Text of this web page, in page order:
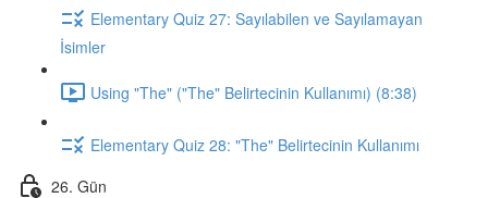
Elementary Quiz 27: Sayılabilen ve Sayılamayan
İsimler
Using "The" ("The" Belirtecinin Kullanımı) (8:38)
Elementary Quiz 28: "The" Belirtecinin Kullanımı
26. Gün